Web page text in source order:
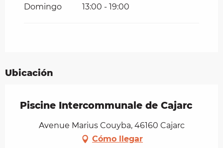
Domingo 13:00 - 19:00
Ubicación
Piscine Intercommunale de Cajarc
Avenue Marius Couyba, 46160 Cajarc
Cómo llegar